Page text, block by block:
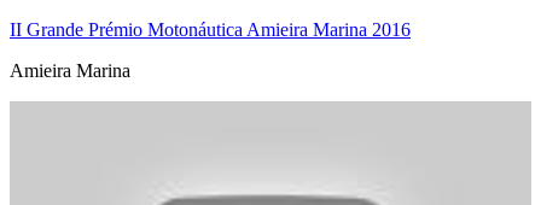
II Grande Prémio Motonáutica Amieira Marina 2016
Amieira Marina